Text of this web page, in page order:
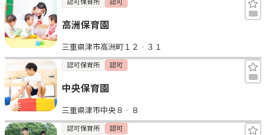
高洲保育園
三重県津市高洲町１２‐３１
認可保育所 認可
中央保育園
三重県津市中央８‐８
認可保育所 認可